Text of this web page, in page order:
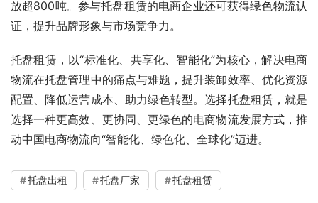
放超800吨。参与托盘租赁的电商企业还可获得绿色物流认
证，提升品牌形象与市场竞争力。
托盘租赁，以“标准化、共享化、智能化”为核心，解决电商
物流在托盘管理中的痛点与难题，提升装卸效率、优化资源
配置、降低运营成本、助力绿色转型。选择托盘租赁，就是
选择一种更高效、更协同、更绿色的电商物流发展方式，推
动中国电商物流向“智能化、绿色化、全球化”迈进。
托盘出租 托盘厂家 托盘租赁